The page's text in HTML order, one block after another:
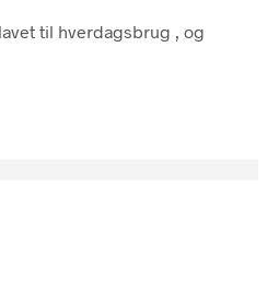
til hverdagsbrug , og